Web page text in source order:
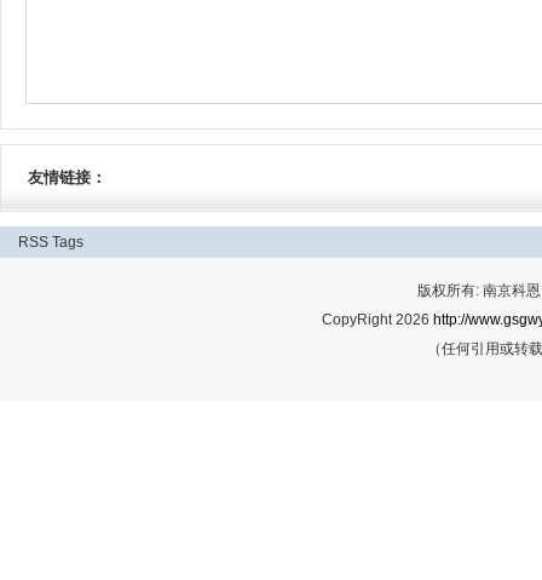
友情链接：
RSS Tags
版权所有: 南京科
CopyRight 2026 http://
（任何引用或转